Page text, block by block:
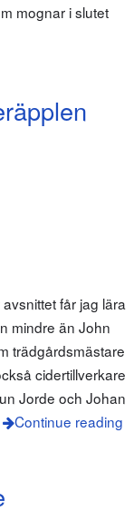
mognar i slutet
får jag lära
mindre än John
trädgårdsmästare
cidertillverkare
Jorde och Johan
Continue reading